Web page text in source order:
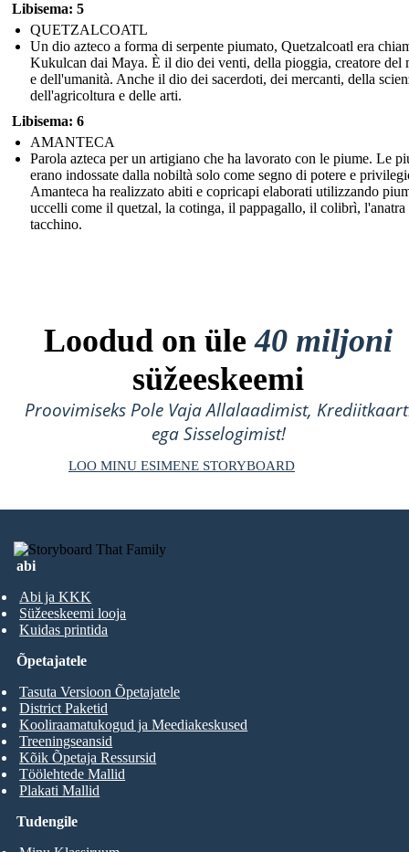
Libisema: 5
QUETZALCOATL
Un dio azteco a forma di serpente piumato, Quetzalcoatl era
Kukulcan dai Maya. È il dio dei venti, della pioggia, creatore del
e dell'umanità. Anche il dio dei sacerdoti, dei mercanti, della
dell'agricoltura e delle arti.
Libisema: 6
AMANTECA
Parola azteca per un artigiano che ha lavorato con le piume. Le
erano indossate dalla nobiltà solo come segno di potere e
Amanteca ha realizzato abiti e copricapi elaborati utilizzando
uccelli come il quetzal, la cotinga, il pappagallo, il colibrì, l'anatra
tacchino.
Loodud on üle40 miljoni
süžeeskeemi
Proovimiseks Pole Vaja Allalaadimist,
ega Sisselogimist!
LOO MINU ESIMENE STORYBOARD
abi
Abi ja KKK
Süžeeskeemi looja
Kuidas printida
Tudengile
Õpetajatele
Tasuta Versioon Õpetajatele
District Paketid
Kooliraamatukogud ja Meediakeskused
Treeningseansid
Kõik Õpetaja Ressursid
Töölehtede Mallid
Plakati Mallid